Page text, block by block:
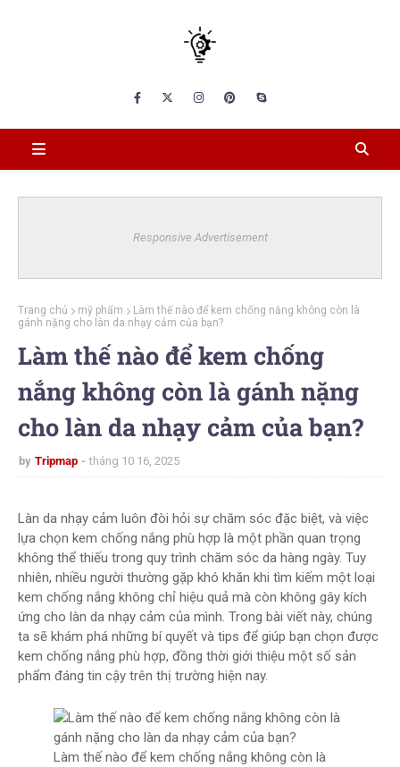
Responsive Advertisement
Trang chủ mỹ phẩm
Làm thế nào để kem chống nắng không còn là
gánh nặng cho làn da nhạy cảm của bạn?
Làm thế nào để kem chống
nắng không còn là gánh nặng
cho làn da nhạy cảm của bạn?
by Tripmap tháng 10 16, 2025
Làn da nhạy cảm luôn đòi hỏi sự chăm sóc đặc biệt, và việc
lựa chọn kem chống nắng phù hợp là một phần quan trọng
không thể thiếu trong quy trình chăm sóc da hàng ngày. Tuy
nhiên, nhiều người thường gặp khó khăn khi tìm kiếm một loại
kem chống nắng không chỉ hiệu quả mà còn không gây kích
ứng cho làn da nhạy cảm của mình. Trong bài viết này, chúng
ta sẽ khám phá những bí quyết và tips để giúp bạn chọn được
kem chống nắng phù hợp, đồng thời giới thiệu một số sản
phẩm đáng tin cậy trên thị trường hiện nay.
Làm thế nào để kem chống nắng không còn là